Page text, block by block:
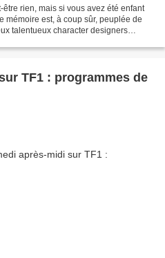
rien, mais si vous avez été enfant
mémoire est, à coup sûr, peuplée de
talentueux character designers
TF1 : programmes de